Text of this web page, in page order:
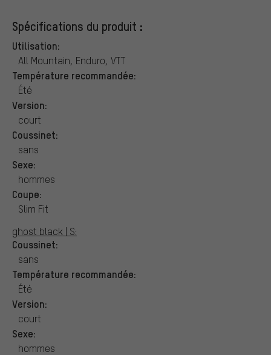
Spécifications du produit :
Utilisation:
All Mountain, Enduro, VTT
Température recommandée:
Été
Version:
court
Coussinet:
sans
Sexe:
hommes
Coupe:
Slim Fit
ghost black | S:
Coussinet:
sans
Température recommandée:
Été
Version:
court
Sexe:
hommes